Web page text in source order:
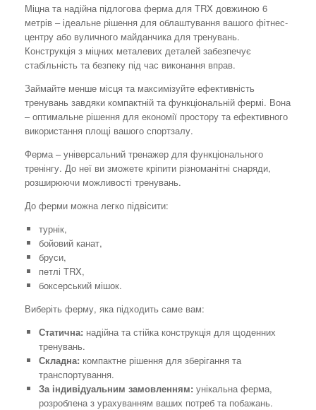
Міцна та надійна підлогова ферма для TRX довжиною 6
метрів – ідеальне рішення для облаштування вашого фітнес-
центру або вуличного майданчика для тренувань.
Конструкція з міцних металевих деталей забезпечує
стабільність та безпеку під час виконання вправ.
Займайте менше місця та максимізуйте ефективність
тренувань завдяки компактній та функціональній фермі. Вона
– оптимальне рішення для економії простору та ефективного
використання площі вашого спортзалу.
Ферма – універсальний тренажер для функціонального
тренінгу. До неї ви зможете кріпити різноманітні снаряди,
розширюючи можливості тренувань.
До ферми можна легко підвісити:
турнік,
бойовий канат,
бруси,
петлі TRX,
боксерський мішок.
Виберіть ферму, яка підходить саме вам:
Статична: надійна та стійка конструкція для щоденних
тренувань.
Складна: компактне рішення для зберігання та
транспортування.
За індивідуальним замовленням: унікальна ферма,
розроблена з урахуванням ваших потреб та побажань.